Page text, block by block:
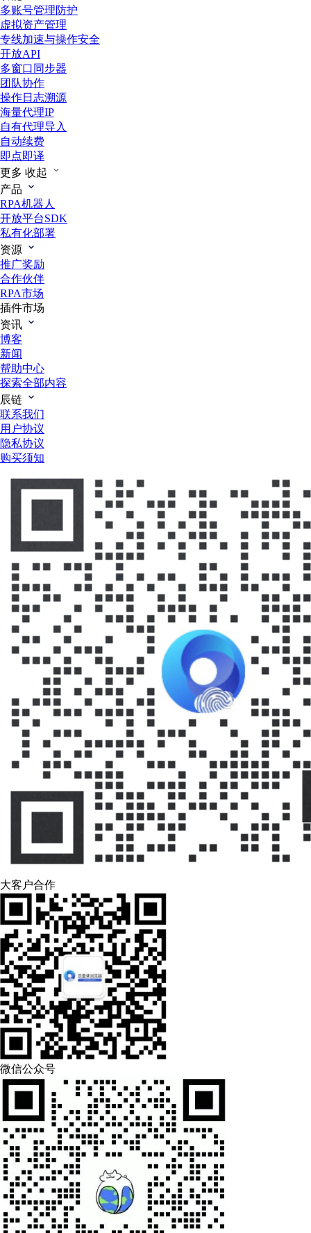
多账号管理防护
虚拟资产管理
专线加速与操作安全
开放API
多窗口同步器
团队协作
操作日志溯源
海量代理IP
自有代理导入
自动续费
即点即译
更多 收起
产品
RPA机器人
开放平台SDK
私有化部署
资源
推广奖励
合作伙伴
RPA市场
插件市场
资讯
博客
新闻
帮助中心
探索全部内容
辰链
联系我们
用户协议
隐私协议
购买须知
大客户合作
微信公众号